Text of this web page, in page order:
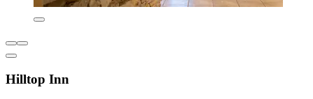
Hilltop Inn